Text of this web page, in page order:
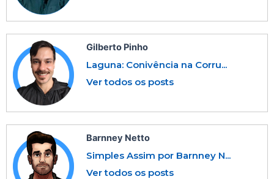
Gilberto Pinho
Laguna: Conivência na Corru...
Ver todos os posts
Barnney Netto
Simples Assim por Barnney N...
Ver todos os posts